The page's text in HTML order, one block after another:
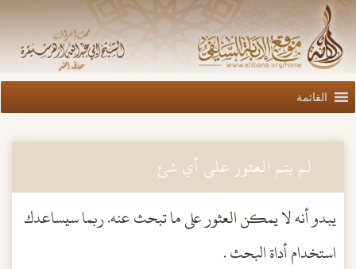
القائمة
لم يتم العثور على أي شئ
يبدو أنه لا يمكن العثور على ما تبحث عنه. ربما سيساعدك
استخدام أداة البحث .